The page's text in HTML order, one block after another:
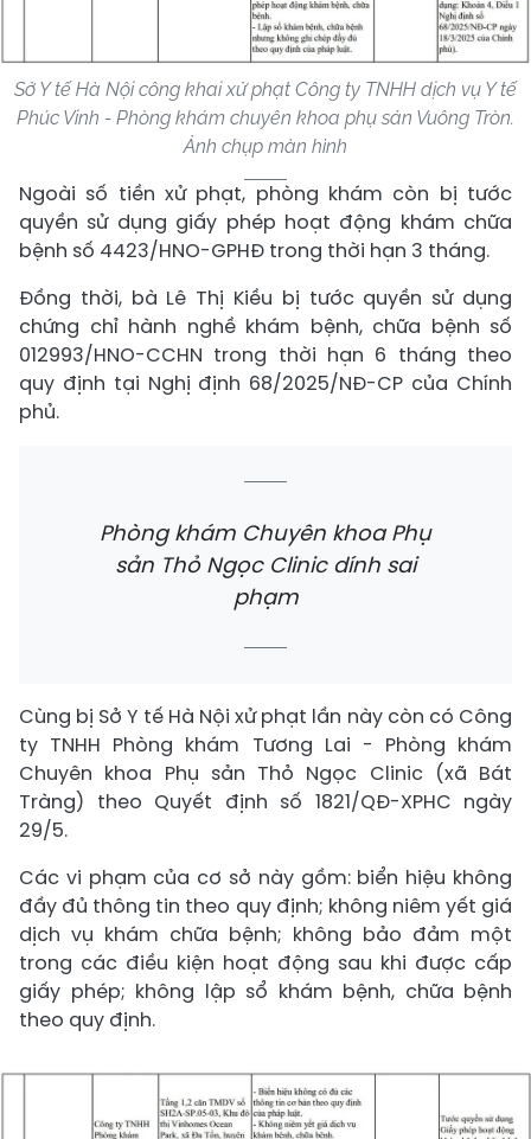
Sở Y tế Hà Nội công khai xử phạt Công ty TNHH dịch vụ Y tế
Phúc Vinh - Phòng khám chuyên khoa phụ sản Vuông Tròn.
Ảnh chụp màn hình
Ngoài số tiền xử phạt, phòng khám còn bị tước
quyền sử dụng giấy phép hoạt động khám chữa
bệnh số 4423/HNO-GPHĐ trong thời hạn 3 tháng.
Đồng thời, bà Lê Thị Kiều bị tước quyền sử dụng
chứng chỉ hành nghề khám bệnh, chữa bệnh số
012993/HNO-CCHN trong thời hạn 6 tháng theo
quy định tại Nghị định 68/2025/NĐ-CP của Chính
phủ.
Phòng khám Chuyên khoa Phụ
sản Thỏ Ngọc Clinic dính sai
phạm
Cùng bị Sở Y tế Hà Nội xử phạt lần này còn có Công
ty TNHH Phòng khám Tương Lai - Phòng khám
Chuyên khoa Phụ sản Thỏ Ngọc Clinic (xã Bát
Tràng) theo Quyết định số 1821/QĐ-XPHC ngày
29/5.
Các vi phạm của cơ sở này gồm: biển hiệu không
đầy đủ thông tin theo quy định; không niêm yết giá
dịch vụ khám chữa bệnh; không bảo đảm một
trong các điều kiện hoạt động sau khi được cấp
giấy phép; không lập sổ khám bệnh, chữa bệnh
theo quy định.